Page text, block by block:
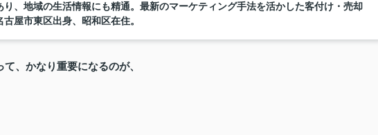
り、地域の生活情報にも精通。最新のマーケティング手法を活かした客付け・売却
屋市東区出身、昭和区在住。
、かなり重要になるのが、